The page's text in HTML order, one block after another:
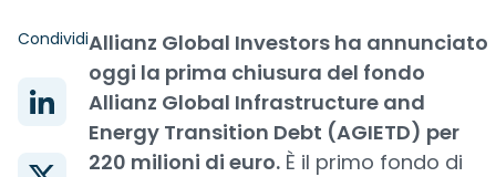
CondividiAllianz Global Investors ha annunciato
oggi la prima chiusura del fondo
Allianz Global Infrastructure and
Energy Transition Debt (AGIETD) per
220 milioni di euro. È il primo fondo di